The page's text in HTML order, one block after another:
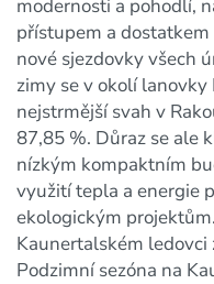
modernosti a pohodlí,
přístupem a
nové sjezdovky všech
zimy se v okolí
nejstrmější svah v
87,85 %. Důraz se ale
nízkým kompaktním
využití tepla a energie
ekologickým
Kaunertalském ledovci
Podzimní sezóna na